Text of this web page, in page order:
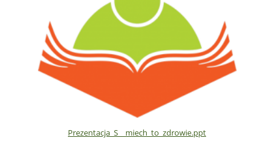
Prezentacja_S__miech_to_zdrowie.ppt